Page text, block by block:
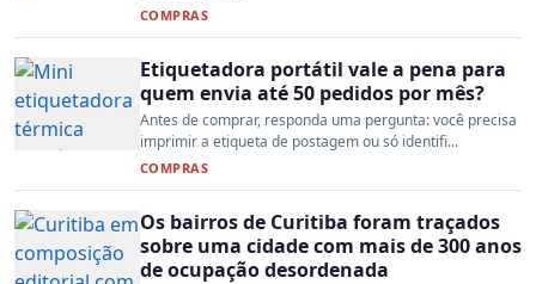
COMPRAS
Etiquetadora portátil vale a pena para
quem envia até 50 pedidos por mês?
Antes de comprar, responda uma pergunta: você precisa
imprimir a etiqueta de postagem ou só identifi...
COMPRAS
Os bairros de Curitiba foram traçados
sobre uma cidade com mais de 300 anos
de ocupação desordenada